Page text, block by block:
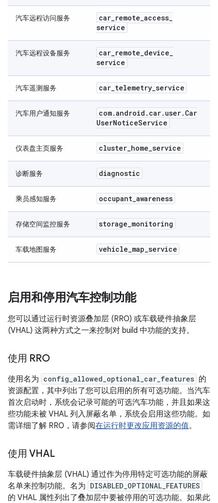
汽车远程访问服务 car_remote_access_
service
汽车远程设备服务 car_remote_device_
service
汽车遥测服务 car_telemetry_service
汽车用户通知服务 com.android . car. user. Car
UserNoticeService
仪表盘主页服务 cluster_home_service
诊断服务 diagnostic
乘员感知服务 occupant_awareness
存储空间监控服务 storage_monitoring
车载地图服务 vehicle_map_service
启用和停用汽车控制功能
您可以通过运行时资源叠加层 (RRO) 或车载硬件抽象层
(VHAL) 这两种方式之一来控制对 build 中功能的支持。
使用 RRO
使用名为 config_allowed_optional_car_features 的
资源配置，其中列出了您可以启用的所有可选功能。当汽车
首次启动时，系统会记录可能的可选汽车功能，并且如果这
些功能未被 VHAL 列入屏蔽名单，系统会启用这些功能。如
需详细了解 RRO，请参阅在运行时更改应用资源的值。
使用 VHAL
车载硬件抽象层 (VHAL) 通过作为停用特定可选功能的屏蔽
名单来控制功能。名为 DISABLED_OPTIONAL_FEATURES
的 VHAL 属性列出了叠加层中要被停用的可选功能。如果此